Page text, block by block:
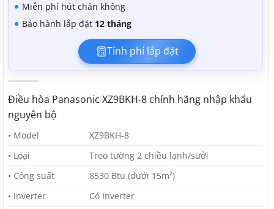
Miễn phí hút chân không
Bảo hành lắp đặt 12 tháng
Tính phí lắp đặt
Điều hòa Panasonic XZ9BKH-8 chính hãng nhập khẩu
nguyên bộ
• Model
XZ9BKH-8
• Loại
Treo tường 2 chiều lạnh/sưởi
• Công suất
8530 Btu (dưới 15m²)
• Inverter
Có Inverter